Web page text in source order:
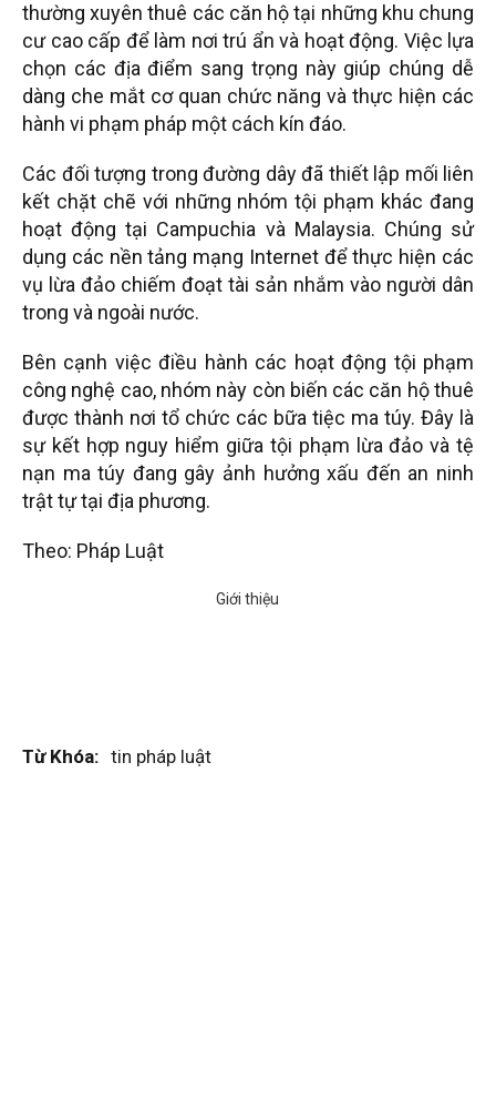
thường xuyên thuê các căn hộ tại những khu chung
cư cao cấp để làm nơi trú ẩn và hoạt động. Việc lựa
chọn các địa điểm sang trọng này giúp chúng dễ
dàng che mắt cơ quan chức năng và thực hiện các
hành vi phạm pháp một cách kín đáo.
Các đối tượng trong đường dây đã thiết lập mối liên
kết chặt chẽ với những nhóm tội phạm khác đang
hoạt động tại Campuchia và Malaysia. Chúng sử
dụng các nền tảng mạng Internet để thực hiện các
vụ lừa đảo chiếm đoạt tài sản nhắm vào người dân
trong và ngoài nước.
Bên cạnh việc điều hành các hoạt động tội phạm
công nghệ cao, nhóm này còn biến các căn hộ thuê
được thành nơi tổ chức các bữa tiệc ma túy. Đây là
sự kết hợp nguy hiểm giữa tội phạm lừa đảo và tệ
nạn ma túy đang gây ảnh hưởng xấu đến an ninh
trật tự tại địa phương.
Theo: Pháp Luật
Từ Khóa: tin pháp luật